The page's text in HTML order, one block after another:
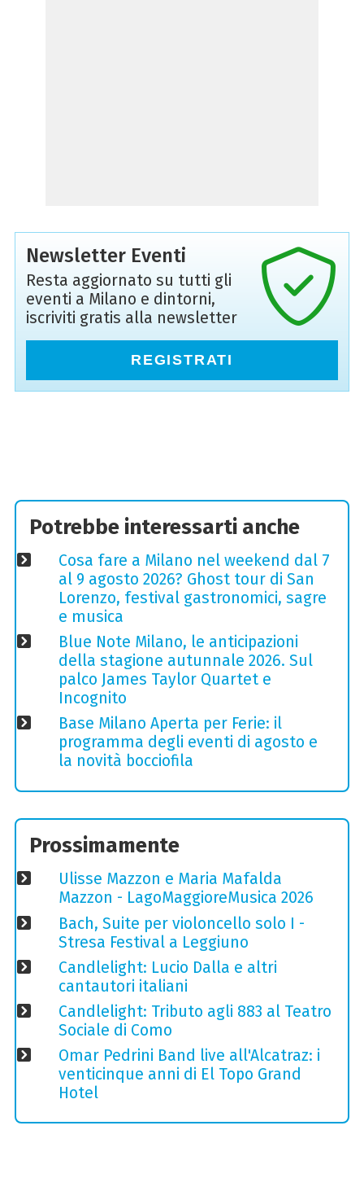
Newsletter Eventi
Resta aggiornato su tutti gli
eventi a Milano e dintorni,
iscriviti gratis alla newsletter
REGISTRATI
Potrebbe interessarti anche
Cosa fare a Milano nel weekend dal 7
al 9 agosto 2026? Ghost tour di San
Lorenzo, festival gastronomici, sagre
e musica
Blue Note Milano, le anticipazioni
della stagione autunnale 2026. Sul
palco James Taylor Quartet e
Incognito
Base Milano Aperta per Ferie: il
programma degli eventi di agosto e
la novità bocciofila
Prossimamente
Ulisse Mazzon e Maria Mafalda
Mazzon - LagoMaggioreMusica 2026
Bach, Suite per violoncello solo I -
Stresa Festival a Leggiuno
Candlelight: Lucio Dalla e altri
cantautori italiani
Candlelight: Tributo agli 883 al Teatro
Sociale di Como
Omar Pedrini Band live all'Alcatraz: i
venticinque anni di El Topo Grand
Hotel